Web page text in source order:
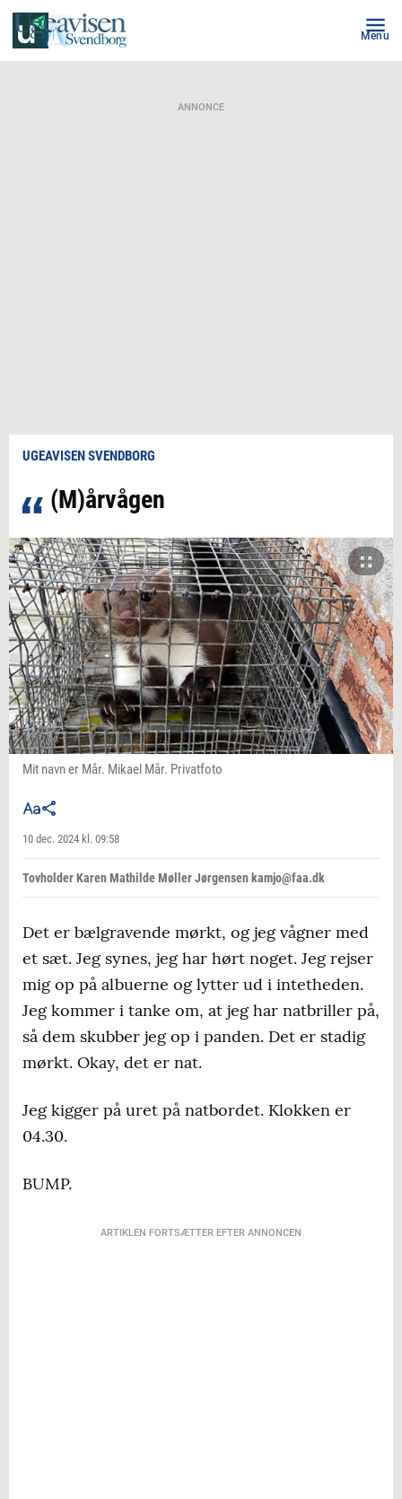
Menu
ANNONCE
UGEAVISEN SVENDBORG
(M)årvågen
Mit navn er Mår. Mikael Mår. Privatfoto
10 dec. 2024 kl. 09:58
Tovholder Karen Mathilde Møller Jørgensen kamjo@faa.dk
Det er bælgravende mørkt, og jeg vågner med
et sæt. Jeg synes, jeg har hørt noget. Jeg rejser
mig op på albuerne og lytter ud i intetheden.
Jeg kommer i tanke om, at jeg har natbriller på,
så dem skubber jeg op i panden. Det er stadig
mørkt. Okay, det er nat.
Jeg kigger på uret på natbordet. Klokken er
04.30.
BUMP.
ARTIKLEN FORTSÆTTER EFTER ANNONCEN